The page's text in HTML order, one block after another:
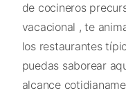
de cocineros
vacacional , te
los restaurantes
puedas saborear
alcance